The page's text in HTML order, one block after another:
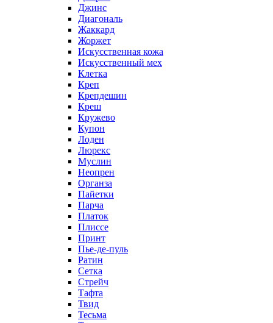
Джинс
Диагональ
Жаккард
Жоржет
Искусственная кожа
Искусственный мех
Клетка
Креп
Крепдешин
Креш
Кружево
Купон
Лоден
Люрекс
Муслин
Неопрен
Органза
Пайетки
Парча
Платок
Плиссе
Принт
Пье-де-пуль
Ратин
Сетка
Стрейч
Тафта
Твид
Тесьма